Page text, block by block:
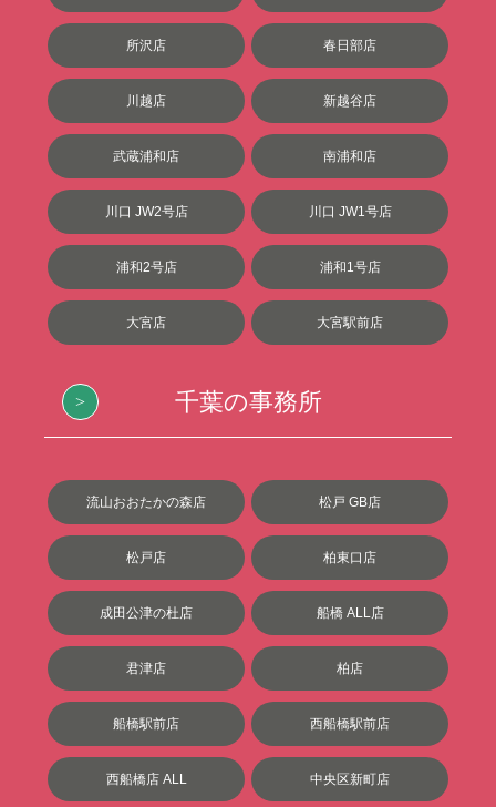
所沢店 春日部店
川越店 新越谷店
武蔵浦和店 南浦和店
川口 JW2号店 川口 JW1号店
浦和2号店 浦和1号店
大宮店 大宮駅前店
千葉の事務所
流山おおたかの森店 松戸 GB店
松戸店 柏東口店
成田公津の杜店 船橋 ALL店
君津店 柏店
船橋駅前店 西船橋駅前店
西船橋店 ALL 中央区新町店